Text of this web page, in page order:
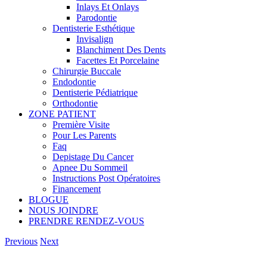
Inlays Et Onlays
Parodontie
Dentisterie Esthétique
Invisalign
Blanchiment Des Dents
Facettes Et Porcelaine
Chirurgie Buccale
Endodontie
Dentisterie Pédiatrique
Orthodontie
ZONE PATIENT
Première Visite
Pour Les Parents
Faq
Depistage Du Cancer
Apnee Du Sommeil
Instructions Post Opératoires
Financement
BLOGUE
NOUS JOINDRE
PRENDRE RENDEZ-VOUS
Previous Next